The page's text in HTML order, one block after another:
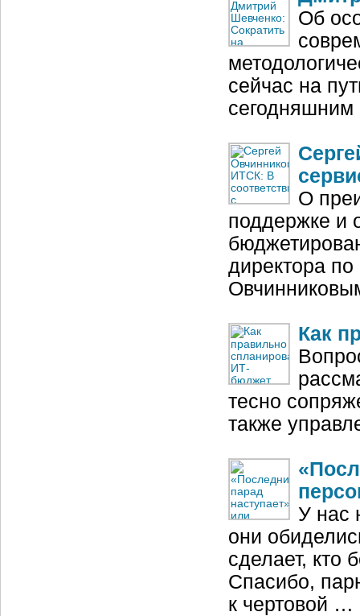
Об
сейчас на
О
поддержке и
директора
Как
тесно
также
У нас
они
сделает, кто
Спасибо,
к чертовой …